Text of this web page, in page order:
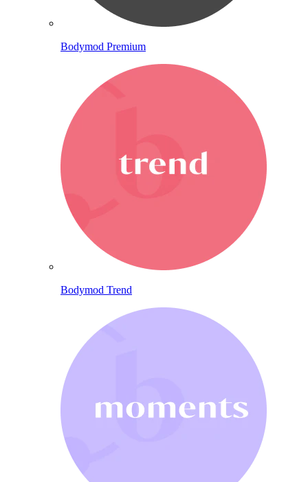
Bodymod Premium
Bodymod Trend